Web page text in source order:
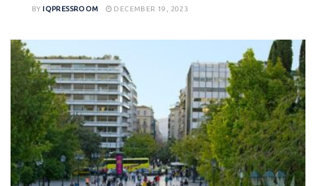
BY IQPRESSROOM DECEMBER 19, 2023